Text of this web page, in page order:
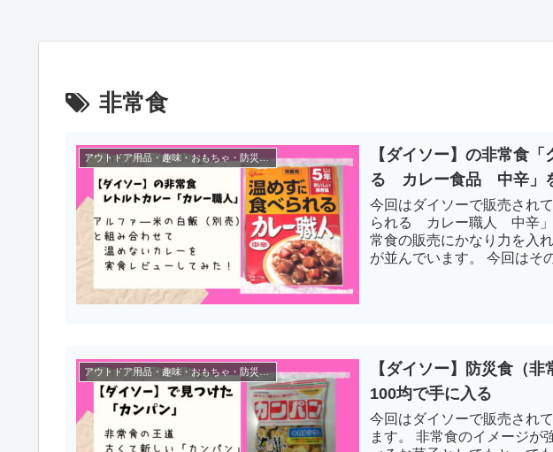
非常食
アウトドア用品・趣味・おもちゃ・防災グッズ
【ダイソー】の非常食
る カレー食品 中辛」
今回はダイソーで販売され
られる カレー職人 中辛」
常食の販売にかなり力を入
が並んでいます。 今回はそ
アウトドア用品・趣味・おもちゃ・防災グッズ
【ダイソー】防災食（
100均で手に入る
今回はダイソーで販売され
ます。 非常食のイメージが